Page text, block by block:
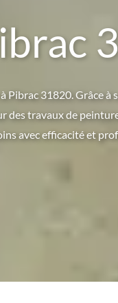
Pibrac 31820. Grâce
travaux de
avec efficacité et